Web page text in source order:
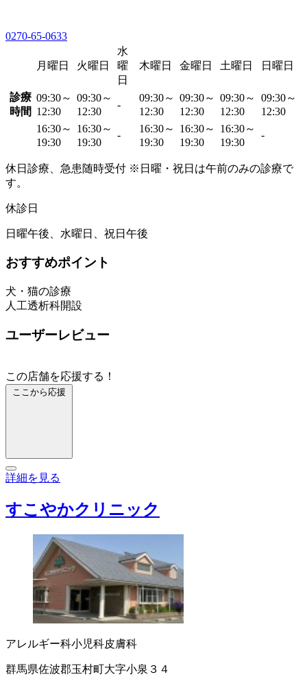
0270-65-0633
月曜日 火曜日
水
曜
日
木曜日 金曜日 土曜日 日曜日
診療
時間
09:30～
12:30
09:30～
12:30
-
09:30～
12:30
09:30～
12:30
09:30～
12:30
09:30～
12:30
16:30～
19:30
16:30～
19:30
-
16:30～
19:30
16:30～
19:30
16:30～
19:30
-
休日診療、急患随時受付 ※日曜・祝日は午前のみの診療で
す。
休診日
日曜午後、水曜日、祝日午後
おすすめポイント
犬・猫の診療
人工透析科開設
ユーザーレビュー
この店舗を応援する！
ここから応援
詳細を見る
すこやかクリニック
アレルギー科小児科皮膚科
群馬県佐波郡玉村町大字小泉３４